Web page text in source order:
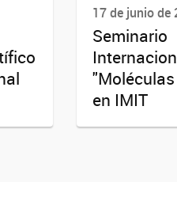
17 de junio de
Seminario
en IMIT